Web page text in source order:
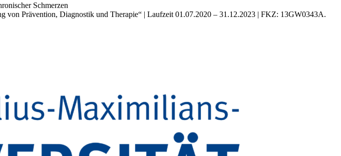
Schmerzen
von Prävention, Diagnostik und Therapie“ | Laufzeit 01.07.2020 – 31.12.2023 | FKZ: 13GW0343A.